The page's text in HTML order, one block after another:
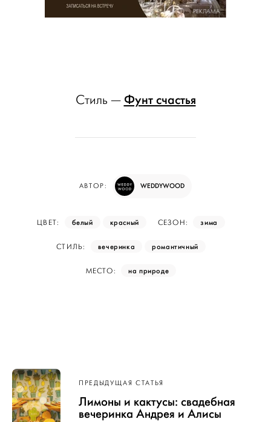
РЕКЛАМА
Стиль — Фунт счастья
АВТОР: WEDDYWOOD
ЦВЕТ: белый красный СЕЗОН: зима
СТИЛЬ: вечеринка романтичный
МЕСТО: на природе
Навигация
по записям
ПРЕДЫДУЩАЯ СТАТЬЯ
Лимоны и кактусы: свадебная
вечеринка Андрея и Алисы